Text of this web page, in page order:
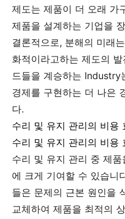
제도는 제품이 더 오래 가
제품을 설계하는 기업을
결론적으로, 분해의 미래
화적이라고하는 제도의
드들을 계승하는 Industry
경제를 구현하는 더 나은
다.
수리 및 유지 관리의 비용
수리 및 유지 관리의 비용
수리 및 유지 관리 중 제
에 크게 기여할 수 있습니
들은 문제의 근본 원인을
교체하여 제품을 최적의